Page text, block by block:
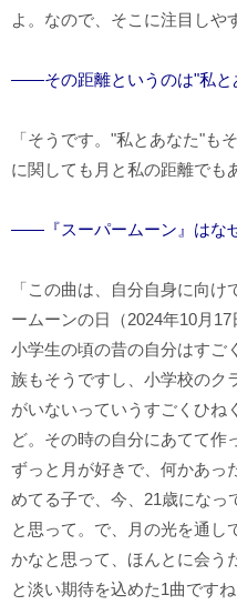
よ。なので、そこに注目しや
――その距離というのは"私と
「そうです。"私とあなた"も
に関しても月と私の距離でも
――『スーパームーン』はな
「この曲は、自分自身に向
ームーンの日（2024年10月
小学生の頃の昔の自分はすご
族もそうですし、小学校のク
がいないっていうすごくひね
ど。その時の自分にあてて作
ずっと月が好きで、何かあっ
めてる子で、今、21歳になっ
と思って。で、月の光を通し
かなと思って、ほんとに会う
と淡い期待を込めた1曲です